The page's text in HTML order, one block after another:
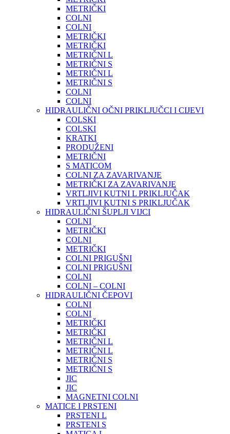
METRIČKI
COLNI
COLNI
METRIČKI
METRIČKI
METRIČNI L
METRIČNI S
METRIČNI L
METRIČNI S
COLNI
COLNI
HIDRAULIČNI OČNI PRIKLJUČCI I CIJEVI
COLSKI
COLSKI
KRATKI
PRODUŽENI
METRIČNI
S MATICOM
COLNI ZA ZAVARIVANJE
METRIČKI ZA ZAVARIVANJE
VRTLJIVI KUTNI L PRIKLJUČAK
VRTLJIVI KUTNI S PRIKLJUČAK
HIDRAULIČNI ŠUPLJI VIJCI
COLNI
METRIČKI
COLNI
METRIČKI
COLNI PRIGUŠNI
COLNI PRIGUŠNI
COLNI
COLNI – COLNI
HIDRAULIČNI ČEPOVI
COLNI
COLNI
METRIČKI
METRIČKI
METRIČNI L
METRIČNI L
METRIČNI S
METRIČNI S
JIC
JIC
MAGNETNI COLNI
MATICE I PRSTENI
PRSTENI L
PRSTENI S